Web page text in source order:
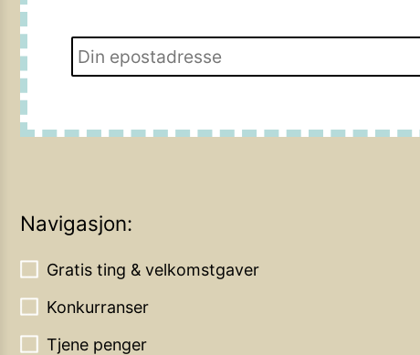
Navigasjon:
Gratis ting & velkomstgaver
Konkurranser
Tjene penger